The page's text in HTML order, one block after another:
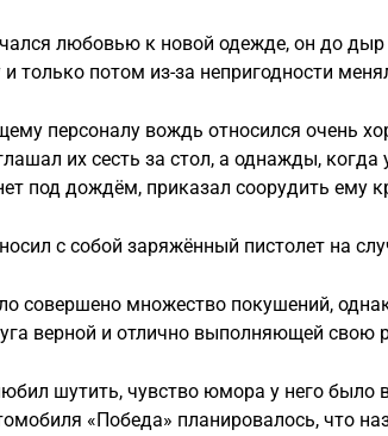
любовью к новой одежде, он до дыр
только потом из-за непригодности
персоналу вождь относился очень
их сесть за стол, а однажды, когда
под дождём, приказал соорудить ему
с собой заряжённый пистолет на
совершено множество покушений,
верной и отлично выполняющей свою
шутить, чувство юмора у него было
«Победа» планировалось, что